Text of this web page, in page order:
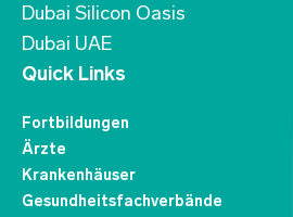
Dubai Silicon Oasis
Dubai UAE
Quick Links
Fortbildungen
Ärzte
Krankenhäuser
Gesundheitsfachverbände